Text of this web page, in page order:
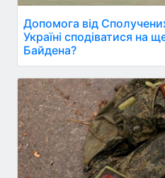
Допомога від
Україні сподіватися на
Байдена?